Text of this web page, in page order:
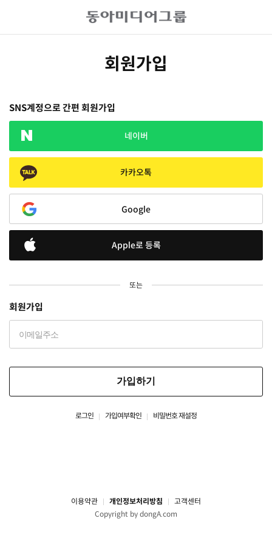
회원가입
SNS계정으로 간편 회원가입
네이버
카카오톡
Google
Apple로 등록
또는
회원가입
가입하기
로그인 가입여부확인 비밀번호 재설정
이용약관 개인정보처리방침
고객센터
Copyright by dongA.com